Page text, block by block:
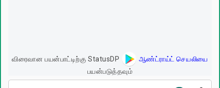
விரைவான பயன்பாட்டிற்கு StatusDP
ஆண்ட்ராய்ட் செயலியை
பயன்படுத்தவும்